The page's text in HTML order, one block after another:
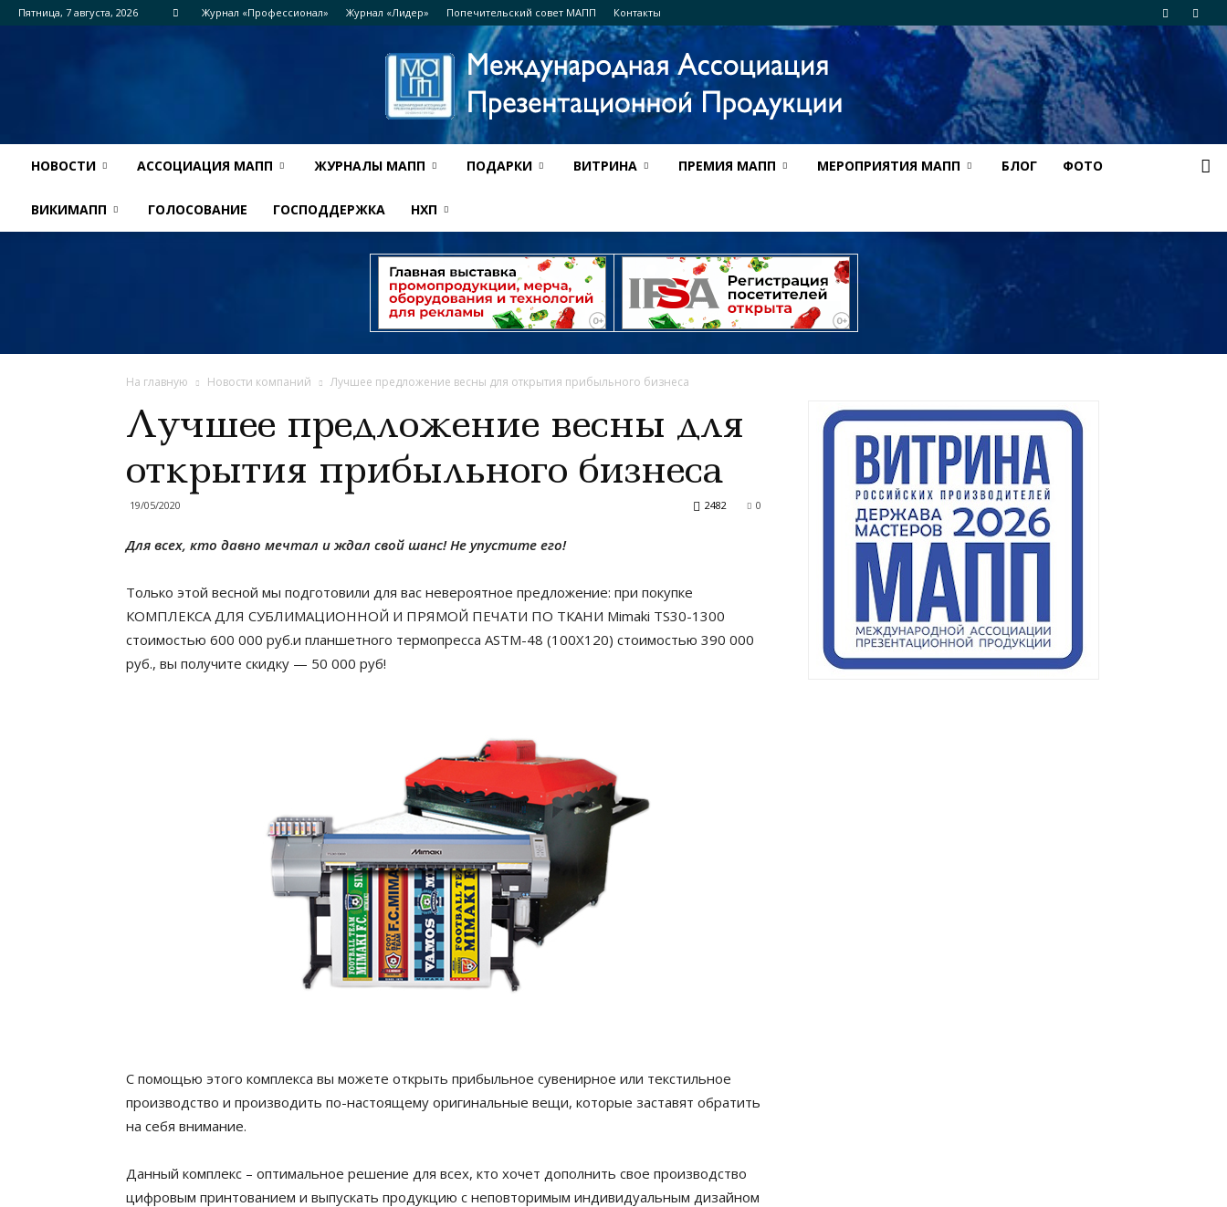
Пятница, 7 августа, 2026 Журнал «Профессионал» Журнал «Лидер» Попечительский совет МАПП Контакты
НОВОСТИ АССОЦИАЦИЯ МАПП ЖУРНАЛЫ МАПП ПОДАРКИ ВИТРИНА ПРЕМИЯ МАПП МЕРОПРИЯТИЯ МАПП БЛОГ ФОТО
ВИКИМАПП ГОЛОСОВАНИЕ ГОСПОДДЕРЖКА НХП
На главную Новости компаний Лучшее предложение весны для открытия прибыльного бизнеса
Лучшее предложение весны для
открытия прибыльного бизнеса
19/05/2020 0
2482
Для всех, кто давно мечтал и ждал свой шанс! Не упустите его!
Только этой весной мы подготовили для вас невероятное предложение: при покупке
КОМПЛЕКСА ДЛЯ СУБЛИМАЦИОННОЙ И ПРЯМОЙ ПЕЧАТИ ПО ТКАНИ Mimaki TS30-1300
стоимостью 600 000 руб.и планшетного термопресса ASTM-48 (100X120) стоимостью 390 000
руб., вы получите скидку — 50 000 руб!
С помощью этого комплекса вы можете открыть прибыльное сувенирное или текстильное
производство и производить по-настоящему оригинальные вещи, которые заставят обратить
на себя внимание.
Данный комплекс – оптимальное решение для всех, кто хочет дополнить свое производство
цифровым принтованием и выпускать продукцию с неповторимым индивидуальным дизайном